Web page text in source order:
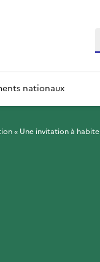
nationaux
« Une invitation à habiter